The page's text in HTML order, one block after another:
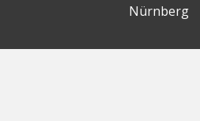
Nürnberg